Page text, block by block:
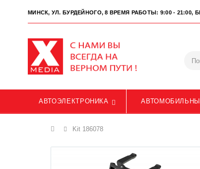
МИНСК, УЛ. БУРДЕЙНОГО, 8 ВРЕМЯ РАБОТЫ: 9:00 - 21:00,
АВТОЭЛЕКТРОНИКА
Главная
Kit 186078